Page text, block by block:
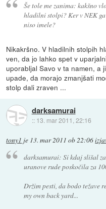
Še tole me zanima: kakšno
hladilni stolpi? Ker v NEK
niso imele?
Nikakršno. V hladilnih stolpih
ven, da jo lahko spet v
uporabljal Savo v ta namen, a
upade, da morajo zmanjšati
stolp dali zraven ...
darksamurai
:: 13. mar 2011, 22:16
tony1 je 13. mar 2011 ob 22:06
darksamurai: Si kdaj slišal
uranove rude poskočila za
Držim pesti, da bodo težave
my own back yard...